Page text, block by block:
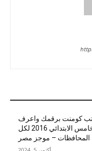
خامسة 5 .. اكتب كومنت برقمك واعرف
نتيجة الصف الخامس الابتدائي 2016 لكل
المحافظات – موجز مصر